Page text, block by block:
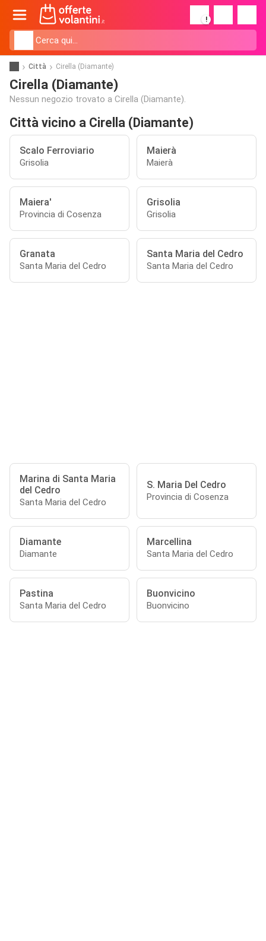
!
Città Cirella (Diamante)
Cirella (Diamante)
Nessun negozio trovato a Cirella (Diamante).
Città vicino a Cirella (Diamante)
Scalo Ferroviario
Grisolia
Maierà
Maierà
Maiera'
Provincia di Cosenza
Grisolia
Grisolia
Granata
Santa Maria del Cedro
Santa Maria del Cedro
Santa Maria del Cedro
Marina di Santa Maria
del Cedro
Santa Maria del Cedro
S. Maria Del Cedro
Provincia di Cosenza
Diamante
Diamante
Marcellina
Santa Maria del Cedro
Pastina
Santa Maria del Cedro
Buonvicino
Buonvicino